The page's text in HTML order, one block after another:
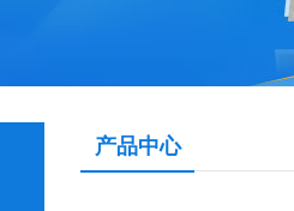
产品中心